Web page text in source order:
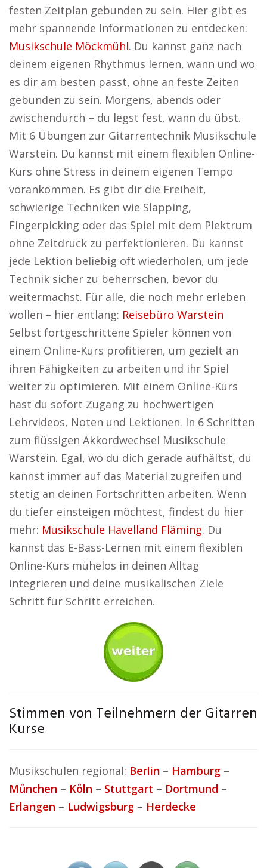
festen Zeitplan gebunden zu sein. Hier gibt es
mehr spannende Informationen zu entdecken:
Musikschule Möckmühl. Du kannst ganz nach
deinem eigenen Rhythmus lernen, wann und wo
es dir am besten passt, ohne an feste Zeiten
gebunden zu sein. Morgens, abends oder
zwischendurch – du legst fest, wann du übst.
Mit 6 Übungen zur Gitarrentechnik Musikschule
Warstein. Du kannst mit einem flexiblen Online-
Kurs ohne Stress in deinem eigenen Tempo
vorankommen. Es gibt dir die Freiheit,
schwierige Techniken wie Slapping,
Fingerpicking oder das Spiel mit dem Plektrum
ohne Zeitdruck zu perfektionieren. Du kannst
jede Lektion beliebig oft wiederholen, um jede
Technik sicher zu beherrschen, bevor du
weitermachst. Für alle, die noch mehr erleben
wollen – hier entlang: Reisebüro Warstein
Selbst fortgeschrittene Spieler können von
einem Online-Kurs profitieren, um gezielt an
ihren Fähigkeiten zu arbeiten und ihr Spiel
weiter zu optimieren. Mit einem Online-Kurs
hast du sofort Zugang zu hochwertigen
Lehrvideos, Noten und Lektionen. In 6 Schritten
zum flüssigen Akkordwechsel Musikschule
Warstein. Egal, wo du dich gerade aufhältst, du
kannst immer auf das Material zugreifen und
stetig an deinen Fortschritten arbeiten. Wenn
du tiefer einsteigen möchtest, findest du hier
mehr: Musikschule Havelland Fläming. Du
kannst das E-Bass-Lernen mit einem flexiblen
Online-Kurs mühelos in deinen Alltag
integrieren und deine musikalischen Ziele
Schritt für Schritt erreichen.
Stimmen von Teilnehmern der Gitarren
Kurse
Musikschulen regional: Berlin – Hamburg –
München – Köln – Stuttgart – Dortmund –
Erlangen – Ludwigsburg – Herdecke